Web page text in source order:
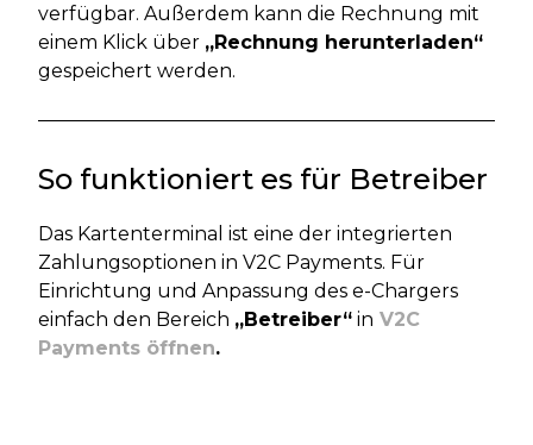
verfügbar. Außerdem kann die Rechnung mit
einem Klick über „Rechnung herunterladen“
gespeichert werden.
So funktioniert es für Betreiber
Das Kartenterminal ist eine der integrierten
Zahlungsoptionen in V2C Payments. Für
Einrichtung und Anpassung des e-Chargers
einfach den Bereich „Betreiber“ in V2C
Payments öffnen.